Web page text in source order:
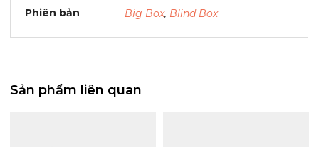
Phiên bản Big Box, Blind Box
Sản phẩm liên quan